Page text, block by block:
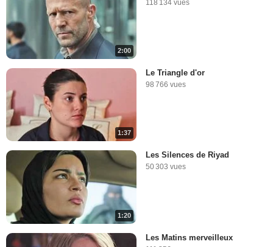
2:00
118 134 vues
1:37
Le Triangle d'or
98 766 vues
1:20
Les Silences de Riyad
50 303 vues
Les Matins merveilleux